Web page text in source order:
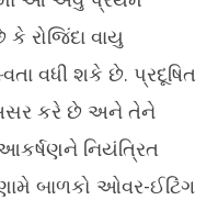
રોજિંદા વાયુ
વધી શકે છે. પ્રદૂષિત
કરે છે અને તેને
નિયંત્રિત
બાળકો ઓવર-ઈટિંગ